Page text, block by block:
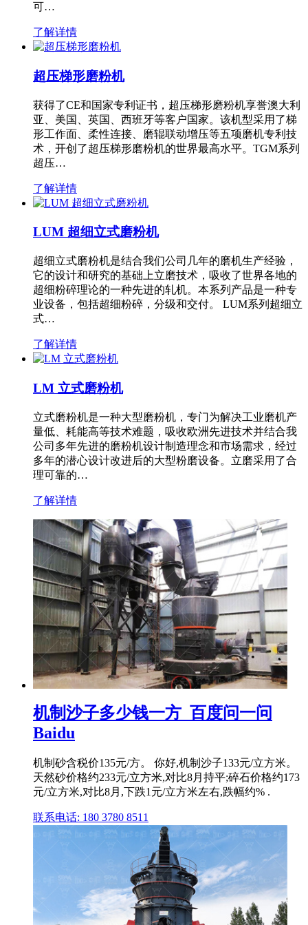
可…
了解详情
超压梯形磨粉机
获得了CE和国家专利证书，超压梯形磨粉机享誉澳大利
亚、美国、英国、西班牙等客户国家。该机型采用了梯
形工作面、柔性连接、磨辊联动增压等五项磨机专利技
术，开创了超压梯形磨粉机的世界最高水平。TGM系列
超压…
了解详情
LUM 超细立式磨粉机
超细立式磨粉机是结合我们公司几年的磨机生产经验，
它的设计和研究的基础上立磨技术，吸收了世界各地的
超细粉碎理论的一种先进的轧机。本系列产品是一种专
业设备，包括超细粉碎，分级和交付。 LUM系列超细立
式…
了解详情
LM 立式磨粉机
立式磨粉机是一种大型磨粉机，专门为解决工业磨机产
量低、耗能高等技术难题，吸收欧洲先进技术并结合我
公司多年先进的磨粉机设计制造理念和市场需求，经过
多年的潜心设计改进后的大型粉磨设备。立磨采用了合
理可靠的…
了解详情
机制沙子多少钱一方_百度问一问
Baidu
机制砂含税价135元/方。 你好,机制沙子133元/立方米。
天然砂价格约233元/立方米,对比8月持平;碎石价格约173
元/立方米,对比8月,下跌1元/立方米左右,跌幅约% .
联系电话: 180 3780 8511